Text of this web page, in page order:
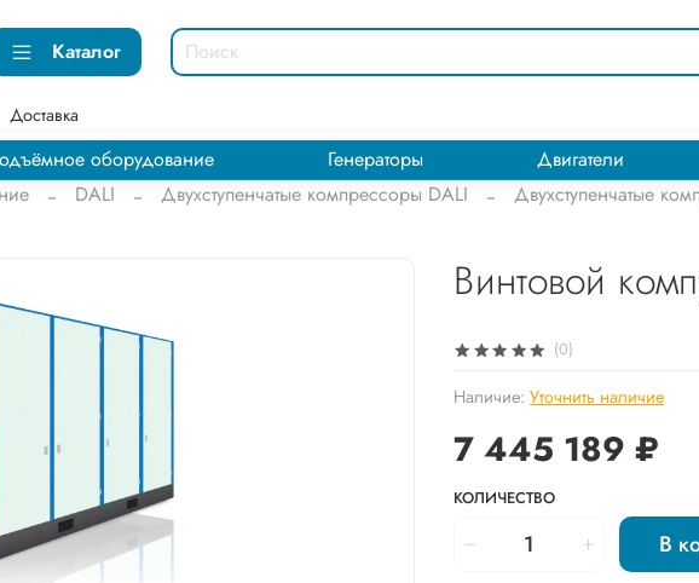
Каталог
Доставка
оборудование Генераторы Двигатели
DALI Двухступенчатые компрессоры DALI Двухступенчатые
(0)
Наличие: Уточнить наличие
Винтовой
7 445 189 ₽
КОЛИЧЕСТВО
В